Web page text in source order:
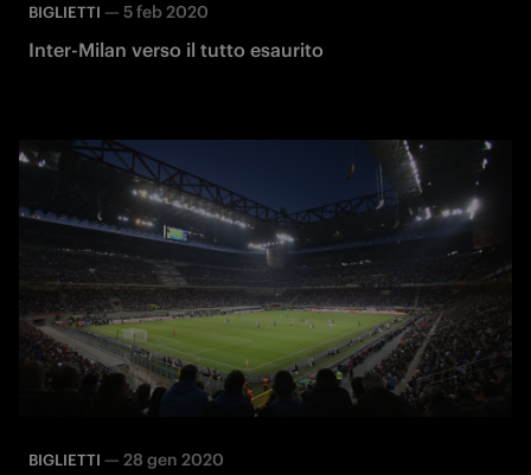
BIGLIETTI — 5 feb 2020
Inter-Milan verso il tutto esaurito
BIGLIETTI — 28 gen 2020